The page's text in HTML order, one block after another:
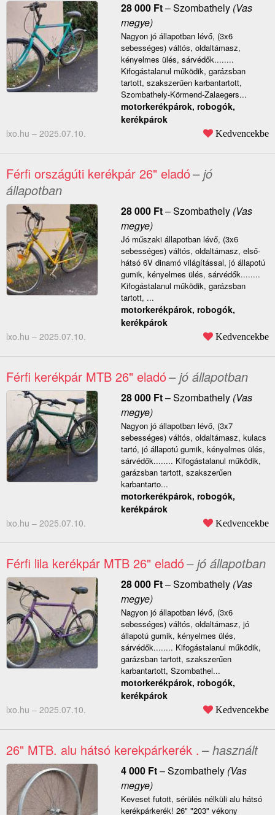
28 000 Ft–Szombathely(Vas
megye)
Nagyon jó állapotban lévő, (3x6
sebességes) váltós, oldaltámasz,
kényelmes ülés, sárvédők........
Kifogástalanul működik, garázsban
tartott, szakszerűen karbantartott,
Szombathely-Körmend-Zalaegers...
motorkerékpárok, robogók,
kerékpárok
lxo.hu – 2025.07.10. Kedvencekbe
Férfi országúti kerékpár 26" eladó– jó
állapotban
28 000 Ft–Szombathely(Vas
megye)
Jó műszaki állapotban lévő, (3x6
sebességes) váltós, oldaltámasz, első-
hátsó 6V dinamó világítással, jó állapotú
gumik, kényelmes ülés, sárvédők........
Kifogástalanul működik, garázsban
tartott, ...
motorkerékpárok, robogók,
kerékpárok
lxo.hu – 2025.07.10. Kedvencekbe
Férfi kerékpár MTB 26" eladó– jó állapotban
28 000 Ft–Szombathely(Vas
megye)
Nagyon jó állapotban lévő, (3x7
sebességes) váltós, oldaltámasz, kulacs
tartó, jó állapotú gumik, kényelmes ülés,
sárvédők........ Kifogástalanul működik,
garázsban tartott, szakszerűen
karbantarto...
motorkerékpárok, robogók,
kerékpárok
lxo.hu – 2025.07.10. Kedvencekbe
Férfi lila kerékpár MTB 26" eladó– jó állapotban
28 000 Ft–Szombathely(Vas
megye)
Nagyon jó állapotban lévő, (3x6
sebességes) váltós, oldaltámasz, jó
állapotú gumik, kényelmes ülés,
sárvédők........ Kifogástalanul működik,
garázsban tartott, szakszerűen
karbantartott, Szombathel...
motorkerékpárok, robogók,
kerékpárok
lxo.hu – 2025.07.10. Kedvencekbe
26" MTB. alu hátsó kerekpárkerék . – használt
4 000 Ft–Szombathely(Vas
megye)
Keveset futott, sérülés nélküli alu hátsó
kerékpárkerék! 26" "203" vékony